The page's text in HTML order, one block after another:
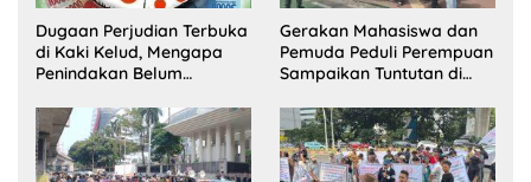
Dugaan Perjudian Terbuka
di Kaki Kelud, Mengapa
Penindakan Belum
Gerakan Mahasiswa dan
Pemuda Peduli Perempuan
Sampaikan Tuntutan di